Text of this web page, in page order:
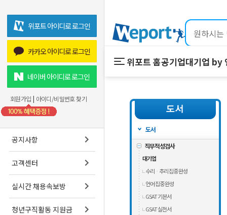
위포트 아이디로 로그인
카카오 아이디로 로그인
네이버 아이디로 로그인
회원가입 | 아이디/비밀번호 찾기
공지사항
고객센터
실시간 채용속보방
청년구직활동 지원금
위포트 홈공기업대기업 by
프리패스
도서
직무적성검사
대기업
수리ᆞ추리 집중 완성
언어 집중 완성
GSAT 기본서
GSAT 실전서